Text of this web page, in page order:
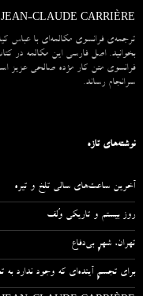
CLAUDE CARRIÈRE
ترجمه‌ی فرانسوی مکالمه‌ای با عباس
بخوانید. اصل فارسی این مکالمه در
فرانسوی متن کار مژده صالحی عزیز
سرانجام رساند.
نوشته‌های تازه
آخرین ساعت‌های سالی تلخ و تیره
روز بیستم و تاریکی وُلف
تهران، شهرِ بی‌دفاع
برای تجسمِ آینده‌ای که وجود ندارد به